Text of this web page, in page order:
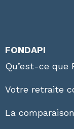
FONDAPI
Qu’est-ce que
Votre retraite
La